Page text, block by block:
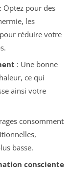
Optez pour des
les
réduire votre
: Une bonne
ce qui
ainsi votre
consomment
basse.
consciente